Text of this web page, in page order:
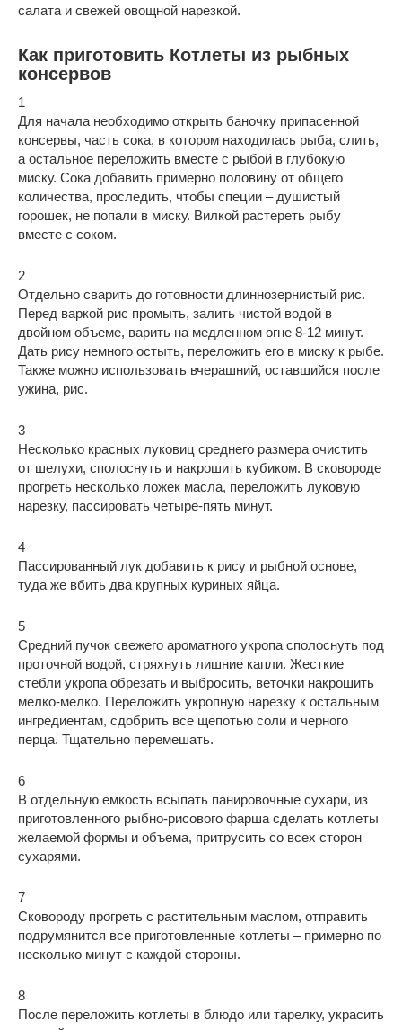
салата и свежей овощной нарезкой.
Как приготовить Котлеты из рыбных
консервов
1
Для начала необходимо открыть баночку припасенной
консервы, часть сока, в котором находилась рыба, слить,
а остальное переложить вместе с рыбой в глубокую
миску. Сока добавить примерно половину от общего
количества, проследить, чтобы специи – душистый
горошек, не попали в миску. Вилкой растереть рыбу
вместе с соком.
2
Отдельно сварить до готовности длиннозернистый рис.
Перед варкой рис промыть, залить чистой водой в
двойном объеме, варить на медленном огне 8-12 минут.
Дать рису немного остыть, переложить его в миску к рыбе.
Также можно использовать вчерашний, оставшийся после
ужина, рис.
3
Несколько красных луковиц среднего размера очистить
от шелухи, сполоснуть и накрошить кубиком. В сковороде
прогреть несколько ложек масла, переложить луковую
нарезку, пассировать четыре-пять минут.
4
Пассированный лук добавить к рису и рыбной основе,
туда же вбить два крупных куриных яйца.
5
Средний пучок свежего ароматного укропа сполоснуть под
проточной водой, стряхнуть лишние капли. Жесткие
стебли укропа обрезать и выбросить, веточки накрошить
мелко-мелко. Переложить укропную нарезку к остальным
ингредиентам, сдобрить все щепотью соли и черного
перца. Тщательно перемешать.
6
В отдельную емкость всыпать панировочные сухари, из
приготовленного рыбно-рисового фарша сделать котлеты
желаемой формы и объема, притрусить со всех сторон
сухарями.
7
Сковороду прогреть с растительным маслом, отправить
подрумянится все приготовленные котлеты – примерно по
несколько минут с каждой стороны.
8
После переложить котлеты в блюдо или тарелку, украсить